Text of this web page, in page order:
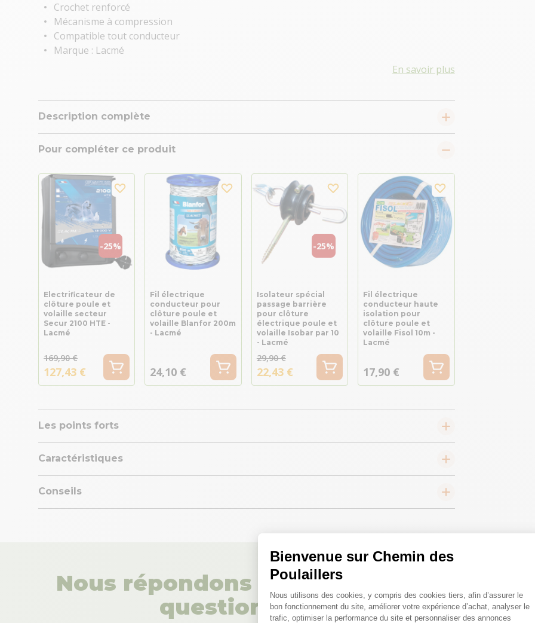
Bienvenue sur Chemin des
Poulaillers
Plateforme de Gestion du
Nous utilisons des cookies, y compris des cookies tiers, afin d’assurer le
bon fonctionnement du site, améliorer votre expérience d’achat, analyser le
trafic, optimiser la performance du site et personnaliser des annonces
Crochet renforcé
Mécanisme à compression
Compatible tout conducteur
Marque : Lacmé
En savoir plus
Description complète
Pour compléter ce produit
-25%
Electrificateur de
clôture poule et
volaille secteur
Secur 2100 HTE -
Lacmé
169,90 €
127,43 €
Fil électrique
conducteur pour
clôture poule et
volaille Blanfor 200m
- Lacmé
24,10 €
-25%
Isolateur spécial
passage barrière
pour clôture
électrique poule et
volaille Isobar par 10
- Lacmé
29,90 €
22,43 €
Fil électrique
conducteur haute
isolation pour
clôture poule et
volaille Fisol 10m -
Lacmé
17,90 €
Les points forts
Caractéristiques
Conseils
Nous répondons à toutes vos
questions ;)